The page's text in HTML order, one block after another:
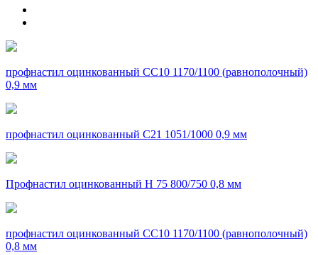
профнастил оцинкованный СС10 1170/1100 (равнополочный)
0,9 мм
профнастил оцинкованный С21 1051/1000 0,9 мм
Профнастил оцинкованный Н 75 800/750 0,8 мм
профнастил оцинкованный СС10 1170/1100 (равнополочный)
0,8 мм